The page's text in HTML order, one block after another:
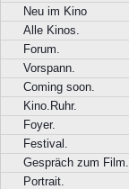
Neu im Kino
Alle Kinos.
Forum.
Vorspann.
Coming soon.
Kino.Ruhr.
Foyer.
Festival.
Gespräch zum Film.
Portrait.